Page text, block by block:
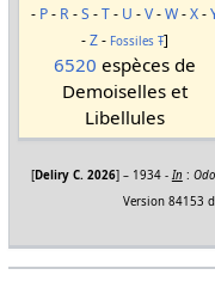
- P- R-S -T- U -V-W-X-
-Z- Fossiles Ŧ]
6520 espèces de
Demoiselles et
Libellules
[Deliry C. 2026] – 1934 - In :
Version 84153